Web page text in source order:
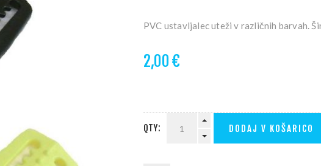
PVC ustavljalec uteži v različnih barvah.
2,00 €
QTY: DODAJ V KOŠARICO